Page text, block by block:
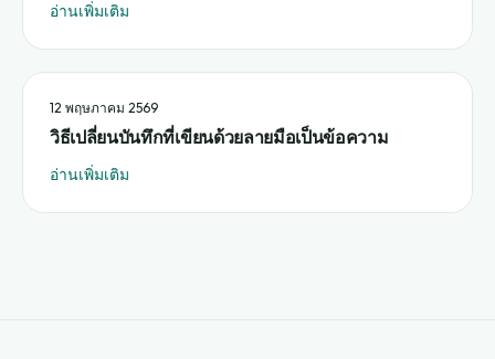
อ่านเพิ่มเติม
12 พฤษภาคม 2569
วิธีเปลี่ยนบันทึกที่เขียนด้วยลายมือเป็นข้อความ
อ่านเพิ่มเติม